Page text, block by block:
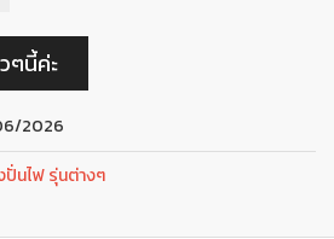
ๆนี้ค่ะ
2026
ปั่นไฟ รุ่นต่างๆ